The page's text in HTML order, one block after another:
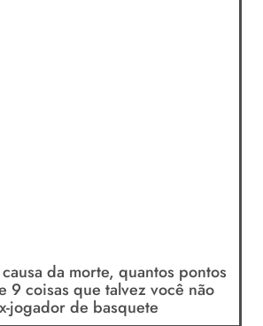
da morte, quantos pontos
9 coisas que talvez você não
jogador de basquete